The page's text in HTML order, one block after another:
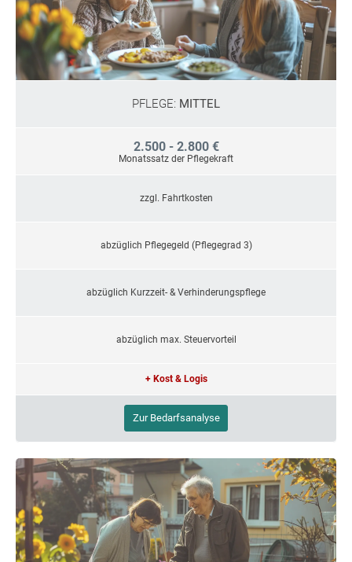
PFLEGE: MITTEL
2.500 - 2.800 €
Monatssatz der Pflegekraft
zzgl. Fahrtkosten
abzüglich Pflegegeld (Pflegegrad 3)
abzüglich Kurzzeit- & Verhinderungspflege
abzüglich max. Steuervorteil
+ Kost & Logis
Zur Bedarfsanalyse